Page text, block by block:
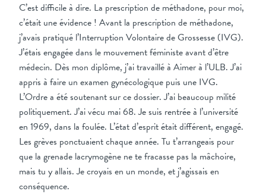
C’est difficile à dire. La prescription de méthadone, pour moi,
c’était une évidence ! Avant la prescription de méthadone,
j’avais pratiqué l’Interruption Volontaire de Grossesse (IVG).
J’étais engagée dans le mouvement féministe avant d’être
médecin. Dès mon diplôme, j’ai travaillé à Aimer à l’ULB. J’ai
appris à faire un examen gynécologique puis une IVG.
L’Ordre a été soutenant sur ce dossier. J’ai beaucoup milité
politiquement. J’ai vécu mai 68. Je suis rentrée à l’université
en 1969, dans la foulée. L’état d’esprit était différent, engagé.
Les grèves ponctuaient chaque année. Tu t’arrangeais pour
que la grenade lacrymogène ne te fracasse pas la mâchoire,
mais tu y allais. Je croyais en un monde, et j’agissais en
conséquence.